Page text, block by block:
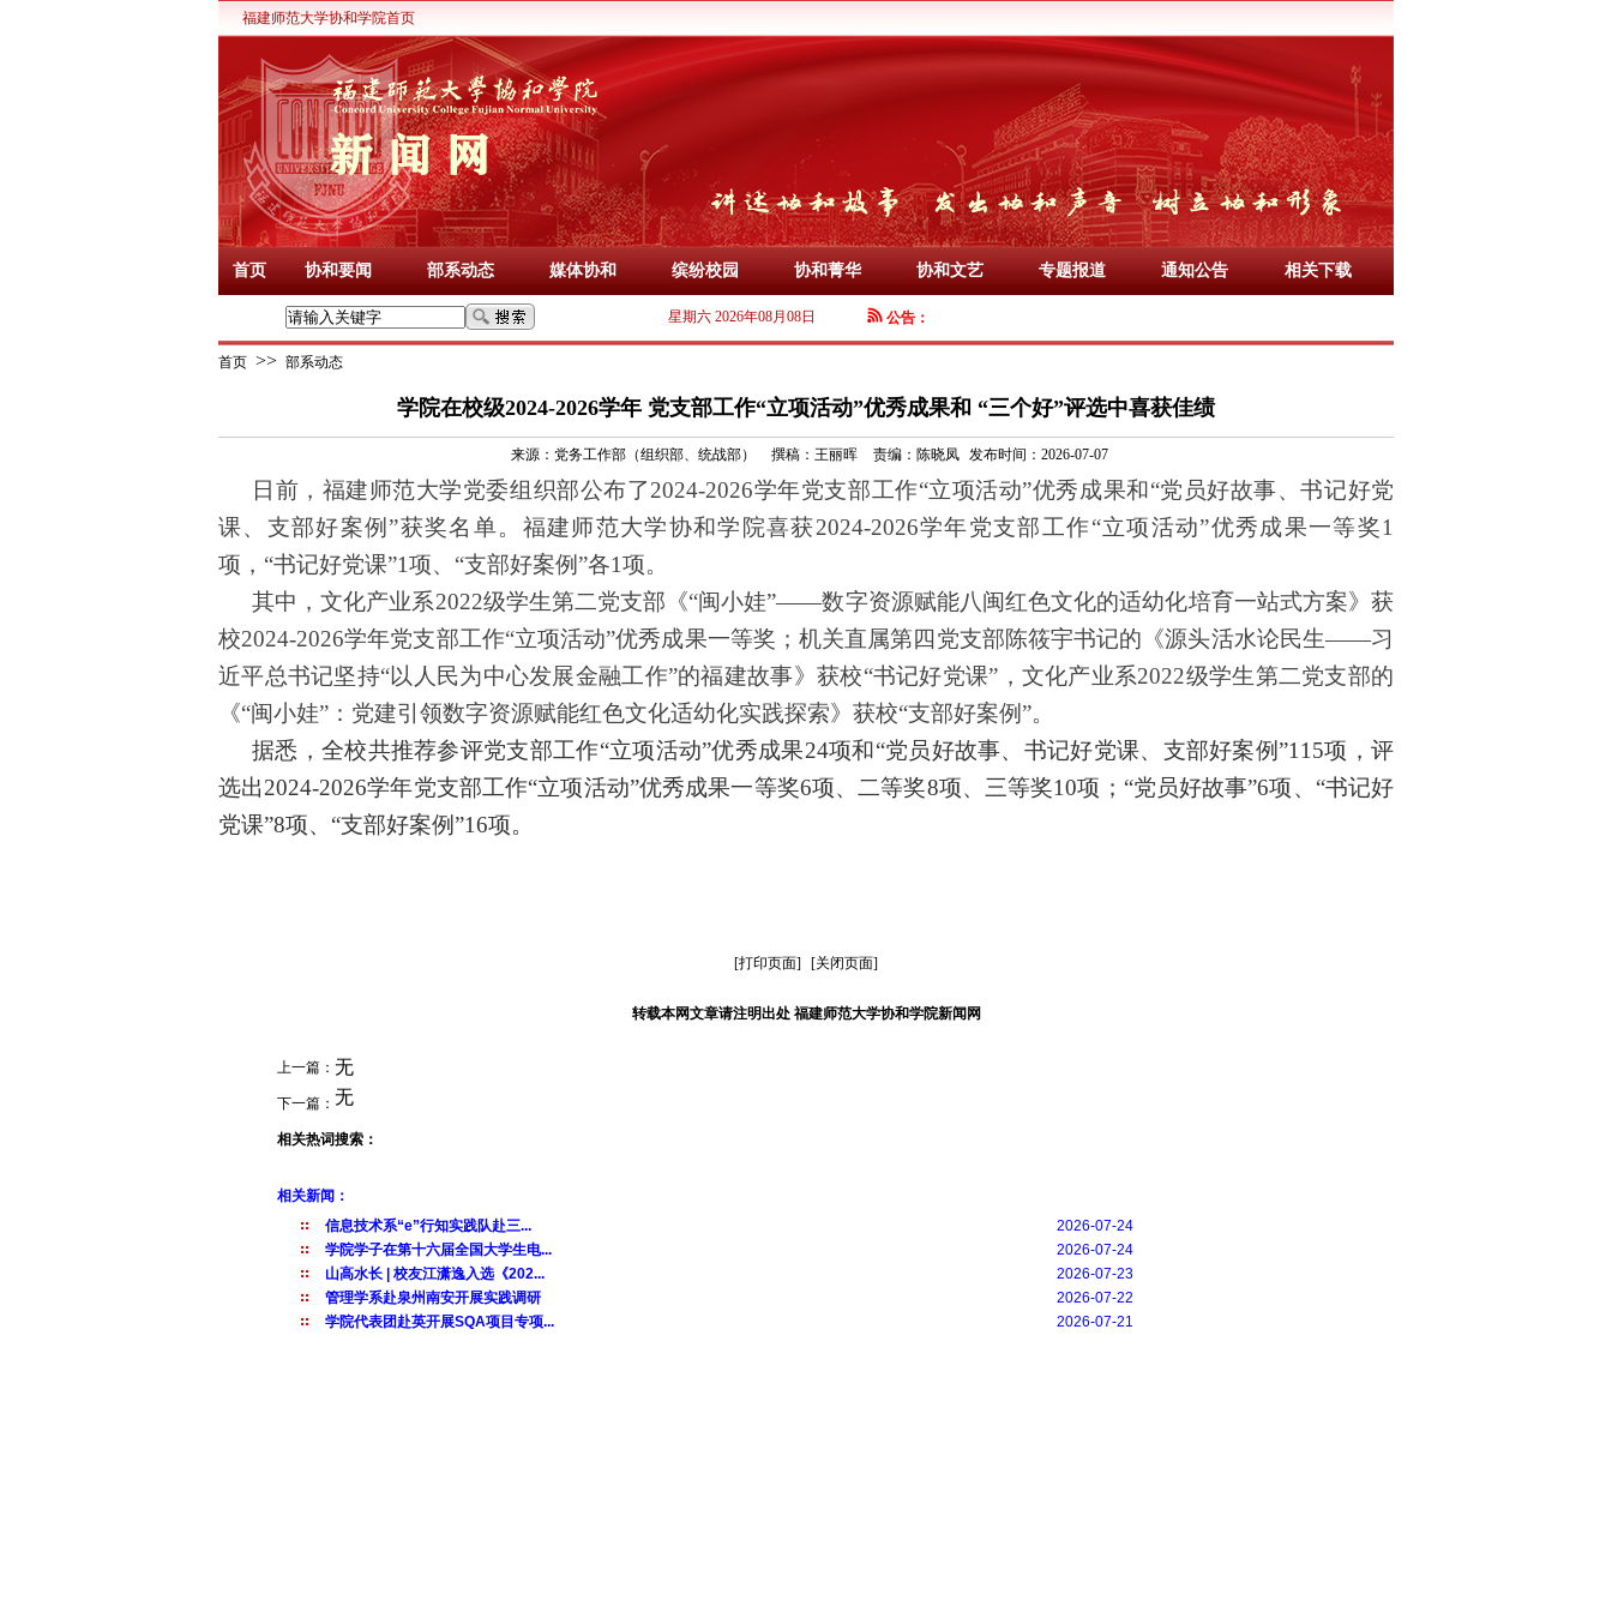
福建师范大学协和学院首页
首页 协和要闻 部系动态 媒体协和 缤纷校园 协和菁华 协和文艺 专题报道 通知公告 相关下载
星期六 2026年08月08日 公告：
首页 >> 部系动态
学院在校级2024-2026学年 党支部工作“立项活动”优秀成果和 “三个好”评选中喜获佳绩
来源： 党务工作部（组织部、统战部） 撰稿： 王丽晖 责编： 陈晓凤 发布时间：2026-07-07
日前， 福建师范大学党委组织部公布了2024-2026学年党支部工作“立项活动”优秀成果和“党员好故事、书记好党
课、支部好案例”获奖名单。 福建师范大学协和学院喜获2024-2026学年党支部工作“立项活动”优秀成果一等奖1
项 ， “书记好党课”1项、“支部好案例”各1项。
其中，文化产业系2022级学生第二党支部 《“闽小娃”——数字资源赋能八闽红色文化的适幼化培育一站式方案》获
校2024-2026学年党支部工作“立项活动”优秀成果一等奖； 机关直属第四党支部陈筱宇书记的《源头活水论民生——习
近平总书记坚持“以人民为中心发展金融工作”的福建故事》获校“书记好党课”， 文化产业系2022级学生第二党支部的
《“闽小娃”：党建引领数字资源赋能红色文化适幼化实践探索》获校“支部好案例”。
据悉， 全校共推荐参评党支部工作“立项活动”优秀成果24项和“党员好故事、书记好党课、支部好案例”115项 ，评
选出2024-2026学年党支部工作“立项活动”优秀成果一等奖6项、二等奖8项、三等奖10项；“党员好故事”6项、“书记好
党课”8项、“支部好案例”16项。
[打印页面] [关闭页面]
转载本网文章请注明出处 福建师范大学协和学院新闻网
上一篇： 无
下一篇： 无
相关热词搜索：
相关新闻：